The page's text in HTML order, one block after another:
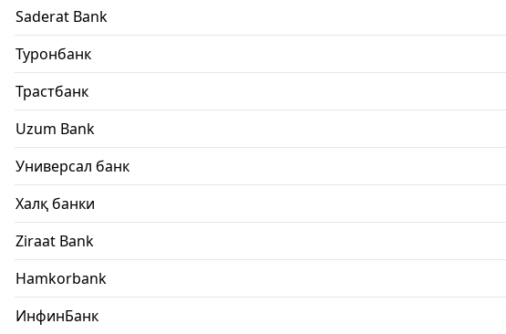
Saderat Bank
Туронбанк
Трастбанк
Uzum Bank
Универсал банк
Халқ банки
Ziraat Bank
Hamkorbank
ИнфинБанк